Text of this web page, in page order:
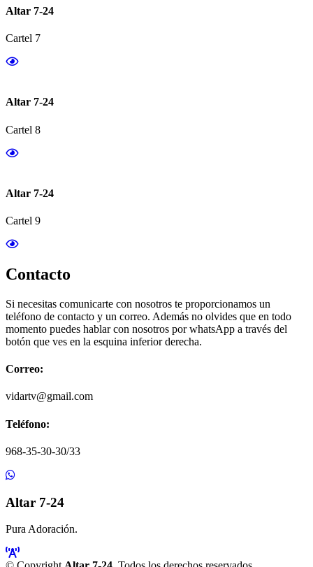
Altar 7-24
Cartel 7
Altar 7-24
Cartel 8
Altar 7-24
Cartel 9
Contacto
Si necesitas comunicarte con nosotros te proporcionamos un
teléfono de contacto y un correo. Además no olvides que en todo
momento puedes hablar con nosotros por whatsApp a través del
botón que ves en la esquina inferior derecha.
Correo:
vidartv@gmail.com
Teléfono:
968-35-30-30/33
Altar 7-24
Pura Adoración.